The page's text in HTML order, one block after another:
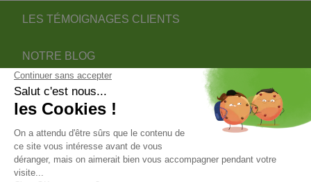
LES TÉMOIGNAGES CLIENTS
NOTRE BLOG
DEVENIR PARTENAIRE INSTALLATEUR
NOTRE SERVICE APRÈS VENTE
NOS PARTENAIRES OFFICIELS